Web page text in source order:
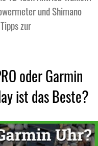
und Shimano
zur
oder Garmin
ist das Beste?